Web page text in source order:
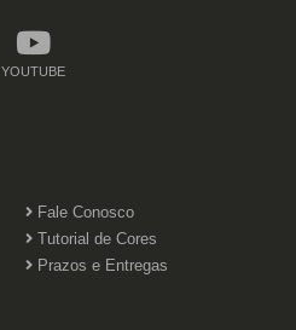
YOUTUBE
Fale Conosco
Tutorial de Cores
Prazos e Entregas